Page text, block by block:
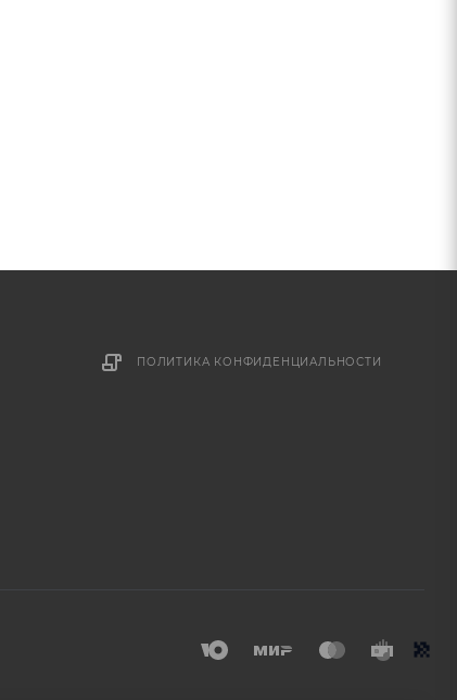
ПОЛИТИКА КОНФИДЕНЦИАЛЬНОСТИ